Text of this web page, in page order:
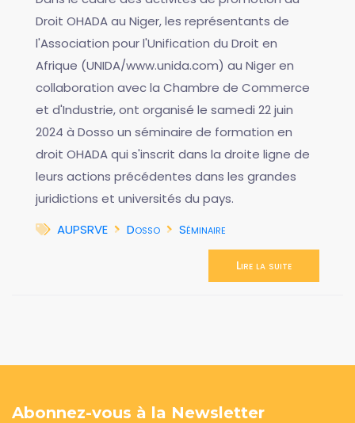
Droit OHADA au Niger, les représentants de
l'Association pour l'Unification du Droit en
Afrique (UNIDA/www.unida.com) au Niger en
collaboration avec la Chambre de Commerce
et d'Industrie, ont organisé le samedi 22 juin
2024 à Dosso un séminaire de formation en
droit OHADA qui s'inscrit dans la droite ligne de
leurs actions précédentes dans les grandes
juridictions et universités du pays.
AUPSRVE
Dosso Séminaire
Lire la suite
Abonnez-vous à la Newsletter